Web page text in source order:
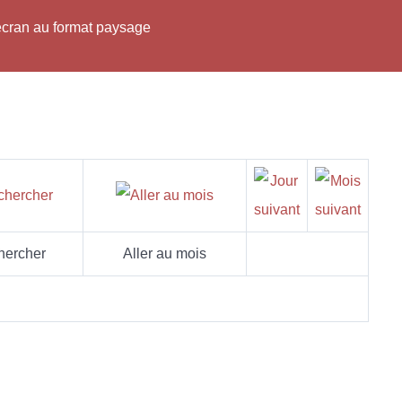
au format paysage
Aller au mois